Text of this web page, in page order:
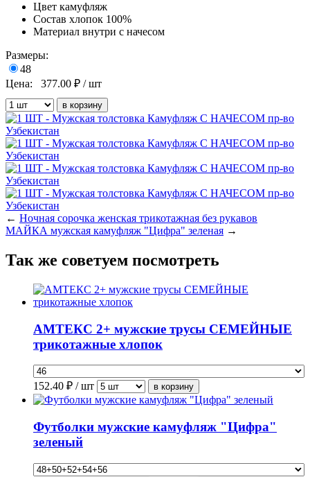
Цвет камуфляж
Состав хлопок 100%
Материал внутри с начесом
Размеры:
48
Цена:
377.00 ₽ / шт
← Ночная сорочка женская трикотажная без рукавов
МАЙКА мужская камуфляж "Цифра" зеленая →
Так же советуем посмотреть
АМТЕКС 2+ мужские трусы СЕМЕЙНЫЕ
трикотажные хлопок
152.40 ₽ / шт
Футболки мужские камуфляж "Цифра"
зеленый